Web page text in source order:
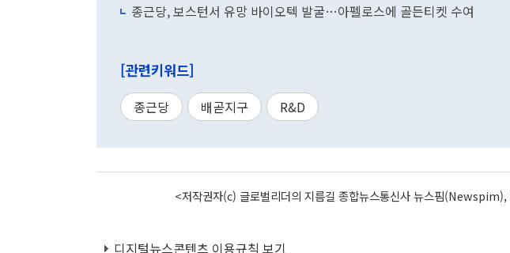
종근당, 보스턴서 유망 바이오텍 발굴…아펠로스에 골든티켓 수여
[관련키워드]
종근당 배곧지구 R&D
<저작권자(c) 글로벌리더의 지름길 종합뉴스통신사 뉴스핌
디지털뉴스콘텐츠 이용규칙 보기